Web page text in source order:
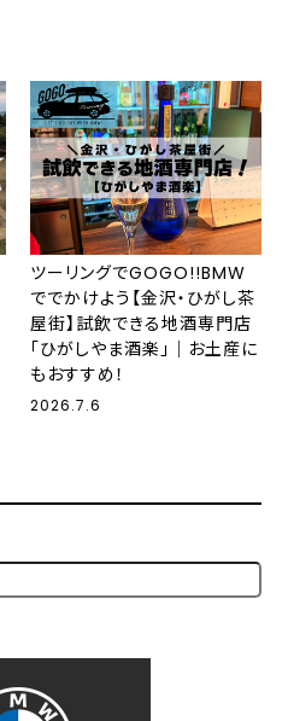
ツーリングでGOGO!!BMW
ででかけよう【金沢・ひがし茶
屋街】試飲できる地酒専門店
「ひがしやま酒楽」｜お土産に
もおすすめ！
2026.7.6